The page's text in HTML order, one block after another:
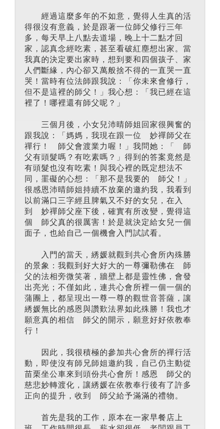
經過這麼多年的不如意，覺得人生真的活
得很沒有意義，於是跟著一位師父修行三年
多，每天早上八點去道場，晚上十二點才回
家，認真念經吃素，甚至看破紅塵想出家。當
我真的決定要出家時，想到要和四個孩子、家
人們斷緣，內心卻又萬般捨不得的一直哭一直
哭！當時有位法師跟我說：「你未來會修行，
但不是這裡的師父！」我心想：「我已經在這
裡了！哪裡還有師父呢？」
三個月後，小女兒沛晴師姐回家很興奮的
跟我說：「媽媽，我現在跟一位 妙禪師父在
禪行！ 師父會渡業力喔！」我問她：「 師
父有頭髮嗎？有吃素嗎？」得到的答案竟然是
有頭髮也沒有吃素！與我心裡的既定想法不
同，罣礙的心想：「那不是我要的 師父！」
很感恩沛晴師姐持續不放棄的邀約我，我看到
以前滿口三字經且脾氣又不好的女兒，在入
到 妙禪師父座下後，確實有所改變，覺得這
個 師父真的很厲害！於是就決定給女兒一個
面子，也給自己一個機會入門試試看。
入門的當天，綉媛就觀到共心會所內殊勝
的景象：我觀到好大好大的一尊彌勒佛在 師
父的法相旁微笑著，牆壁上都是靈性佛，會發
出亮光；不僅如此，連共心會所裡一個一個的
蒲團上，都呈現出一尊一尊的觀世音菩薩，讓
綉媛無比的感恩與讚歎法界如此殊勝！我也才
願意真的相信 師父的開示，願意好好依教奉
行！
因此，我很積極的參加共心會所的禪行活
動，即使沒有師兄師姐邀約我，自己仍主動從
苗栗坐公車來到頭份共心會所！感恩 師父的
慈悲妙轉渡化，讓綉媛在依教奉行後有了許多
正向的提升，收到 師父給予滿滿的禮物。
首先是我的工作，原本在一家早餐店上